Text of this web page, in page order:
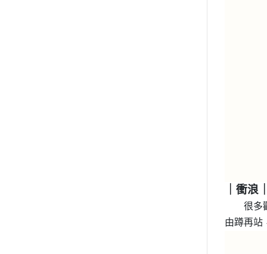
｜衝浪
很多
由蹲再站